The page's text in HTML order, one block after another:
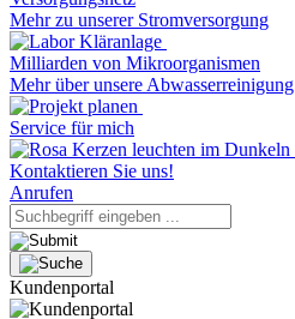
Mehr zu unserer Stromversorgung
Milliarden von Mikroorganismen
Mehr über unsere Abwasserreinigung
Service für mich
Kontaktieren Sie uns!
Anrufen
Kundenportal